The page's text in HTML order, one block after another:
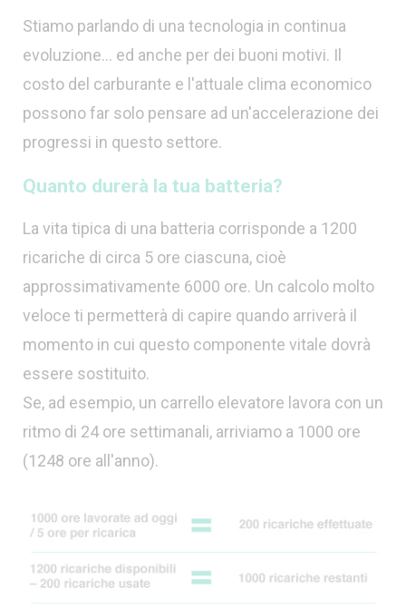
Stiamo parlando di una tecnologia in continua
evoluzione... ed anche per dei buoni motivi. Il
costo del carburante e l'attuale clima economico
possono far solo pensare ad un'accelerazione dei
progressi in questo settore.
Quanto durerà la tua batteria?
La vita tipica di una batteria corrisponde a 1200
ricariche di circa 5 ore ciascuna, cioè
approssimativamente 6000 ore. Un calcolo molto
veloce ti permetterà di capire quando arriverà il
momento in cui questo componente vitale dovrà
essere sostituito.
Se, ad esempio, un carrello elevatore lavora con un
ritmo di 24 ore settimanali, arriviamo a 1000 ore
(1248 ore all'anno).